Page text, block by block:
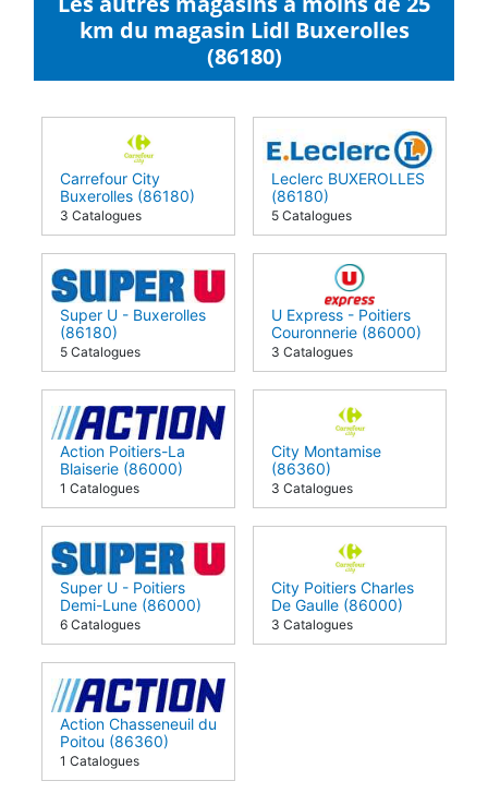
km du magasin Lidl Buxerolles
(86180)
Carrefour City
Buxerolles (86180)
3 Catalogues
Leclerc BUXEROLLES
(86180)
5 Catalogues
Super U - Buxerolles
(86180)
5 Catalogues
U Express - Poitiers
Couronnerie (86000)
3 Catalogues
Action Poitiers-La
Blaiserie (86000)
1 Catalogues
City Montamise
(86360)
3 Catalogues
Super U - Poitiers
Demi-Lune (86000)
6 Catalogues
City Poitiers Charles
De Gaulle (86000)
3 Catalogues
Action Chasseneuil du
Poitou (86360)
1 Catalogues